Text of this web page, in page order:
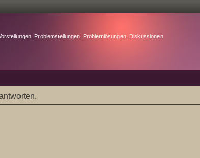
Problemstellungen, Problemlösungen, Diskussionen